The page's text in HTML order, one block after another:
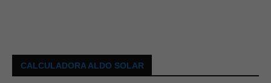
CALCULADORA ALDO SOLAR